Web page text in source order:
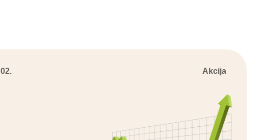
02. Akcija